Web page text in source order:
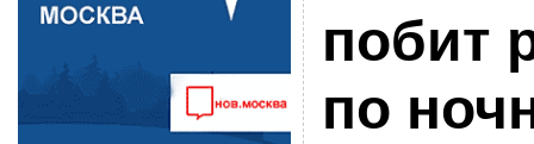
побит
по